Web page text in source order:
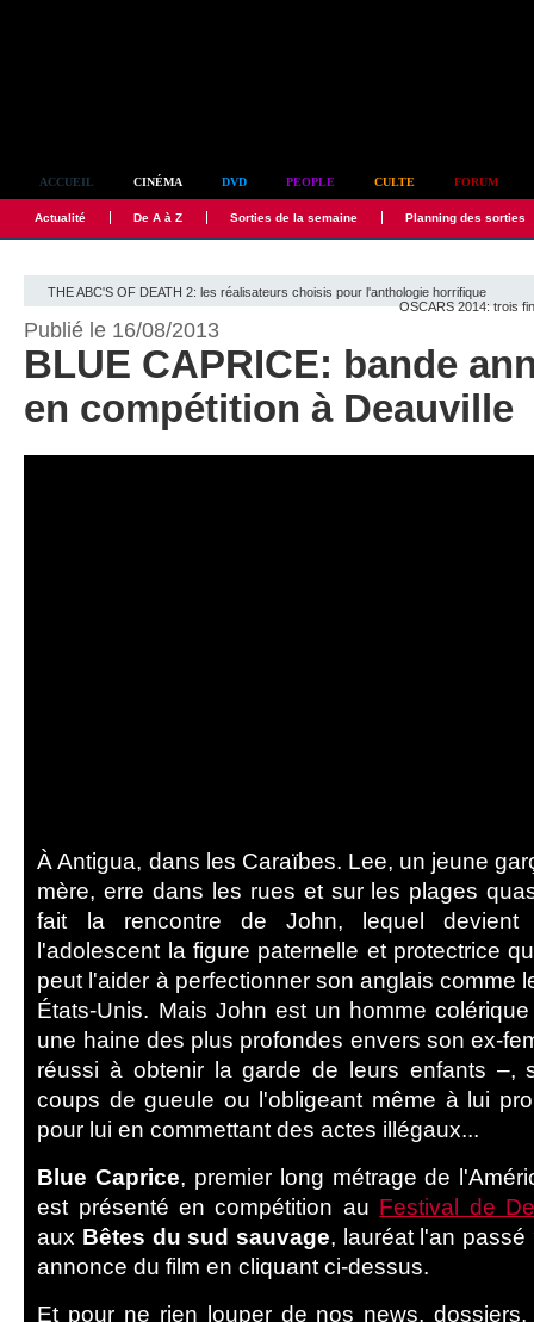
ACCUEIL CINÉMA DVD PEOPLE CULTE FORUM
Actualité De A à Z Sorties de la semaine Planning des sorties
THE ABC'S OF DEATH 2: les réalisateurs choisis pour l'anthologie horrifique
OSCARS 2014: trois
Publié le 16/08/2013
BLUE CAPRICE: bande
en compétition à Deauville
À Antigua, dans les Caraïbes. Lee, un jeune
mère, erre dans les rues et sur les plages
fait la rencontre de John, lequel devient
l'adolescent la figure paternelle et protectrice
peut l'aider à perfectionner son anglais comme
États-Unis. Mais John est un homme
une haine des plus profondes envers son ex-
réussi à obtenir la garde de leurs enfants –,
coups de gueule ou l'obligeant même à lui
pour lui en commettant des actes illégaux...
Blue Caprice, premier long métrage de
est présenté en compétition au Festival de
aux Bêtes du sud sauvage, lauréat l'an
annonce du film en cliquant ci-dessus.
Et pour ne rien louper de nos news, dossiers,